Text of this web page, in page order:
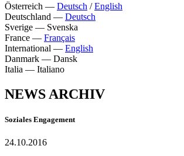
Österreich — Deutsch /English
Deutschland — Deutsch
Sverige — Svenska
France — Français
International — English
Danmark — Dansk
Italia — Italiano
NEWS ARCHIV
Soziales Engagement
24.10.2016